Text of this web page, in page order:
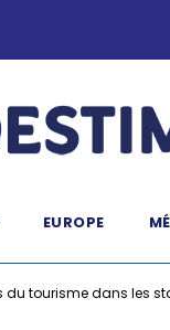
EUROPE
du tourisme dans les